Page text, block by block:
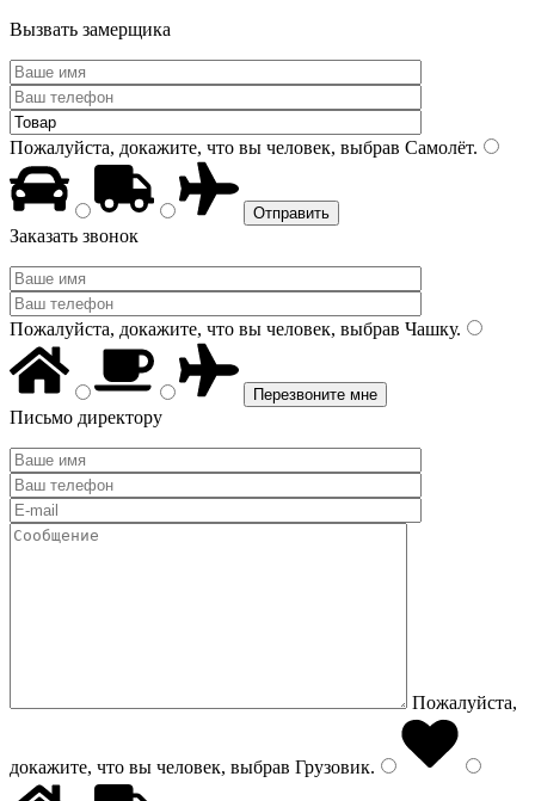
Вызвать замерщика
Пожалуйста, докажите, что вы человек, выбрав Самолёт.
Заказать звонок
Пожалуйста, докажите, что вы человек, выбрав Чашку.
Письмо директору
Пожалуйста,
докажите, что вы человек, выбрав Грузовик.